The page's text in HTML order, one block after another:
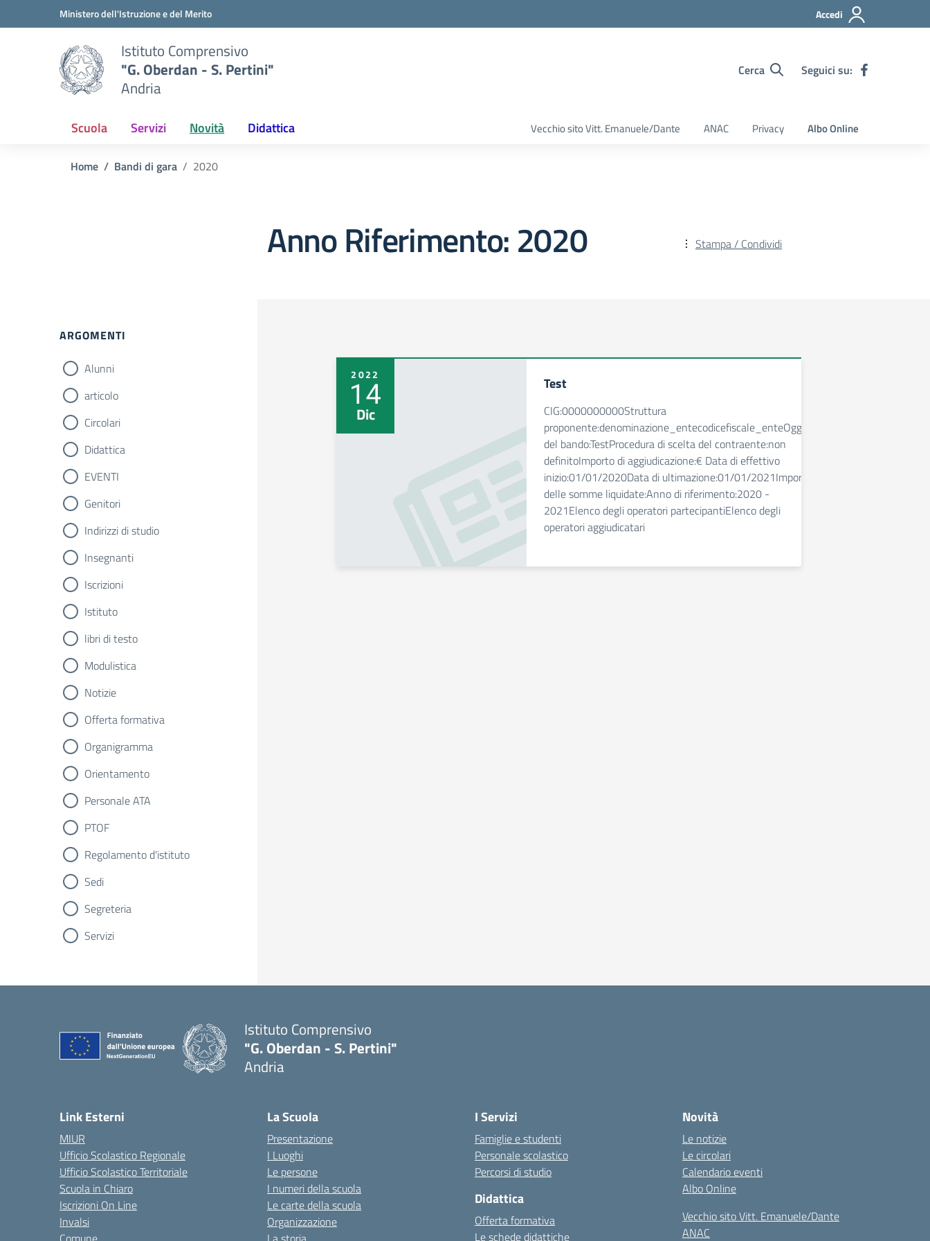
Vai ai contenuti
Vai al menu di navigazioneMinistero dell'Istruzione e del Merito Accedi
Istituto Comprensivo
"G. Oberdan - S. Pertini"
Andria
Cerca Seguici su:
Scuola Servizi Novità Didattica Vecchio sito Vitt. Emanuele/Dante ANAC Privacy Albo Online
Home Bandi di gara 2020
Anno Riferimento:2020 Stampa / Condividi
ARGOMENTI
Alunni
articolo
Circolari
Didattica
EVENTI
Genitori
Indirizzi di studio
Insegnanti
Iscrizioni
Istituto
libri di testo
Modulistica
Notizie
Offerta formativa
Organigramma
Orientamento
Personale ATA
PTOF
Regolamento d'istituto
Sedi
Segreteria
Servizi
2022
14
Dic
Test
CIG:0000000000Struttura
proponente:denominazione_entecodicefiscale_enteOggetto
del bando:TestProcedura di scelta del contraente:non
definitoImporto di aggiudicazione:€ Data di effettivo
inizio:01/01/2020Data di ultimazione:01/01/2021Importo
delle somme liquidate:Anno di riferimento:2020 -
2021Elenco degli operatori partecipantiElenco degli
operatori aggiudicatari
Istituto Comprensivo
"G. Oberdan - S. Pertini"
Andria
Link Esterni
MIUR
Ufficio Scolastico Regionale
Ufficio Scolastico Territoriale
Scuola in Chiaro
Iscrizioni On Line
Invalsi
La Scuola
Presentazione
I Luoghi
Le persone
I numeri della scuola
Le carte della scuola
Organizzazione
I Servizi
Famiglie e studenti
Personale scolastico
Percorsi di studio
Didattica
Offerta formativa
Le schede didattiche
Novità
Le notizie
Le circolari
Calendario eventi
Albo Online
Vecchio sito Vitt. Emanuele/Dante
ANAC